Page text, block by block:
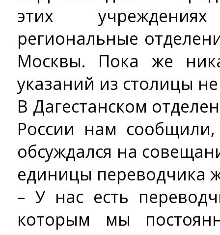
этих
региональные
Москвы. Пока же
указаний из столицы
В Дагестанском
России нам
обсуждался на
единицы переводчика
– У нас есть
которым мы